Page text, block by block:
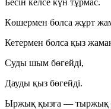
Көшермен болса жұрт
Кетермен болса қыз
Суды шым бөгейді,
Дауды қыз бөгейді.
Ыржық қызға — тыржық